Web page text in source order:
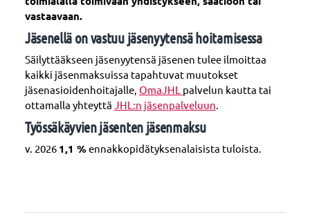
vastaavaan.
Jäsenellä on vastuu jäsenyytensä hoitamisessa
Säilyttääkseen jäsenyytensä jäsenen tulee ilmoittaa
kaikki jäsenmaksuissa tapahtuvat muutokset
jäsenasioidenhoitajalle, OmaJHL palvelun kautta tai
ottamalla yhteyttä JHL:n jäsenpalveluun
Työssäkäyvien jäsenten jäsenmaksu
v. 2026 1,1 %ennakkopidätyksenalaisista tuloista.